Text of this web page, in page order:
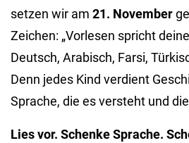
setzen wir am 21. November
Zeichen: „Vorlesen spricht
Deutsch, Arabisch, Farsi,
Denn jedes Kind verdient
Sprache, die es versteht und
Lies vor. Schenke Sprache.